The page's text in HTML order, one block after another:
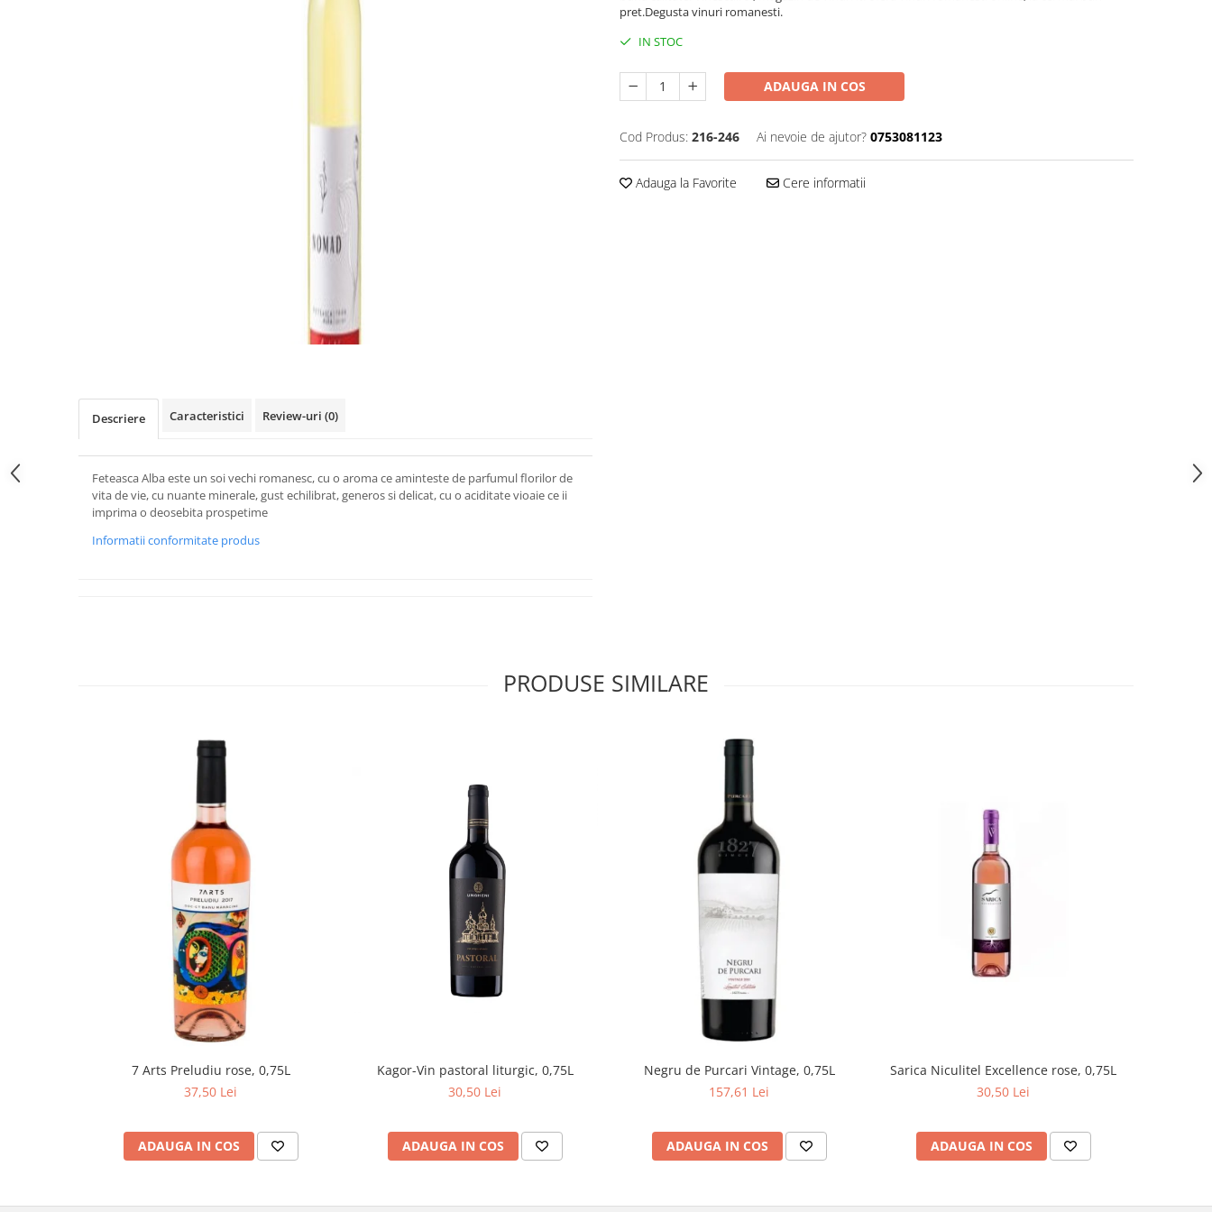
pret.Degusta vinuri romanesti.
IN STOC
ADAUGA IN COS
Cod Produs: 216-246 Ai nevoie de ajutor? 0753081123
Adauga la Favorite Cere informatii
Descriere Caracteristici Review-uri (0)
Feteasca Alba este un soi vechi romanesc, cu o aroma ce aminteste de parfumul florilor de
vita de vie, cu nuante minerale, gust echilibrat, generos si delicat, cu o aciditate vioaie ce ii
imprima o deosebita prospetime
Informatii conformitate produs
PRODUSE SIMILARE
7 Arts Preludiu rose, 0,75L
37,50 Lei
ADAUGA IN COS
Kagor-Vin pastoral liturgic, 0,75L
30,50 Lei
ADAUGA IN COS
Negru de Purcari Vintage, 0,75L
157,61 Lei
ADAUGA IN COS
Sarica Niculitel Excellence rose, 0,75L
30,50 Lei
ADAUGA IN COS